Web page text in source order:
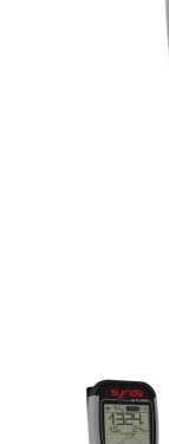
PROMOTIONS